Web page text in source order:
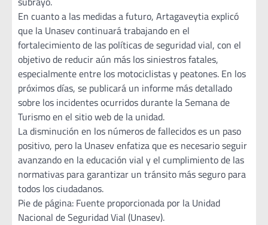
En cuanto a las medidas a futuro, Artagaveytia explicó
que la Unasev continuará trabajando en el
fortalecimiento de las políticas de seguridad vial, con el
objetivo de reducir aún más los siniestros fatales,
especialmente entre los motociclistas y peatones. En los
próximos días, se publicará un informe más detallado
sobre los incidentes ocurridos durante la Semana de
Turismo en el sitio web de la unidad.
La disminución en los números de fallecidos es un paso
positivo, pero la Unasev enfatiza que es necesario seguir
avanzando en la educación vial y el cumplimiento de las
normativas para garantizar un tránsito más seguro para
todos los ciudadanos.
Pie de página: Fuente proporcionada por la Unidad
Nacional de Seguridad Vial (Unasev).